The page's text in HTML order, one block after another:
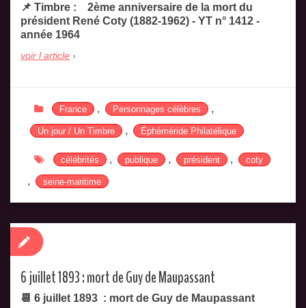
📌 Timbre : 2ème anniversaire de la mort du
président René Coty (1882-1962) - YT n° 1412 -
année 1964
voir l article
France , Personnages célèbres ,
Un jour / Un Timbre , Éphéméride Philatélique
célébrités , publique , président , coty
, seine-maritime
6 juillet 1893 : mort de Guy de Maupassant
📆 6 juillet 1893 : mort de Guy de Maupassant